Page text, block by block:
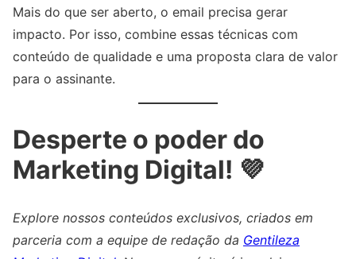
Mais do que ser aberto, o email precisa gerar
impacto. Por isso, combine essas técnicas com
conteúdo de qualidade e uma proposta clara de valor
para o assinante.
Desperte o poder do
Marketing Digital! 💜
Explore nossos conteúdos exclusivos, criados em
parceria com a equipe de redação da Gentileza